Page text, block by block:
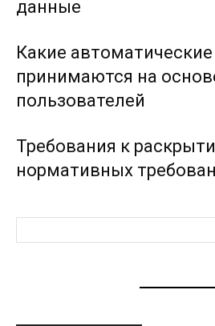
данные
Какие
принимаются на
пользователей
Требования к
нормативных